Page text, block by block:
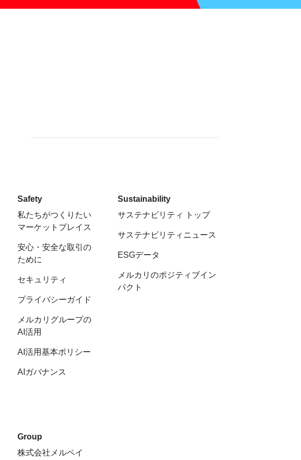
Safety
私たちがつくりたい
マーケットプレイス
安心・安全な取引の
ために
セキュリティ
プライバシーガイド
メルカリグループの
AI活用
AI活用基本ポリシー
AIガバナンス
Sustainability
サステナビリティ トップ
サステナビリティニュース
ESGデータ
メルカリのポジティブイン
パクト
Group
株式会社メルペイ